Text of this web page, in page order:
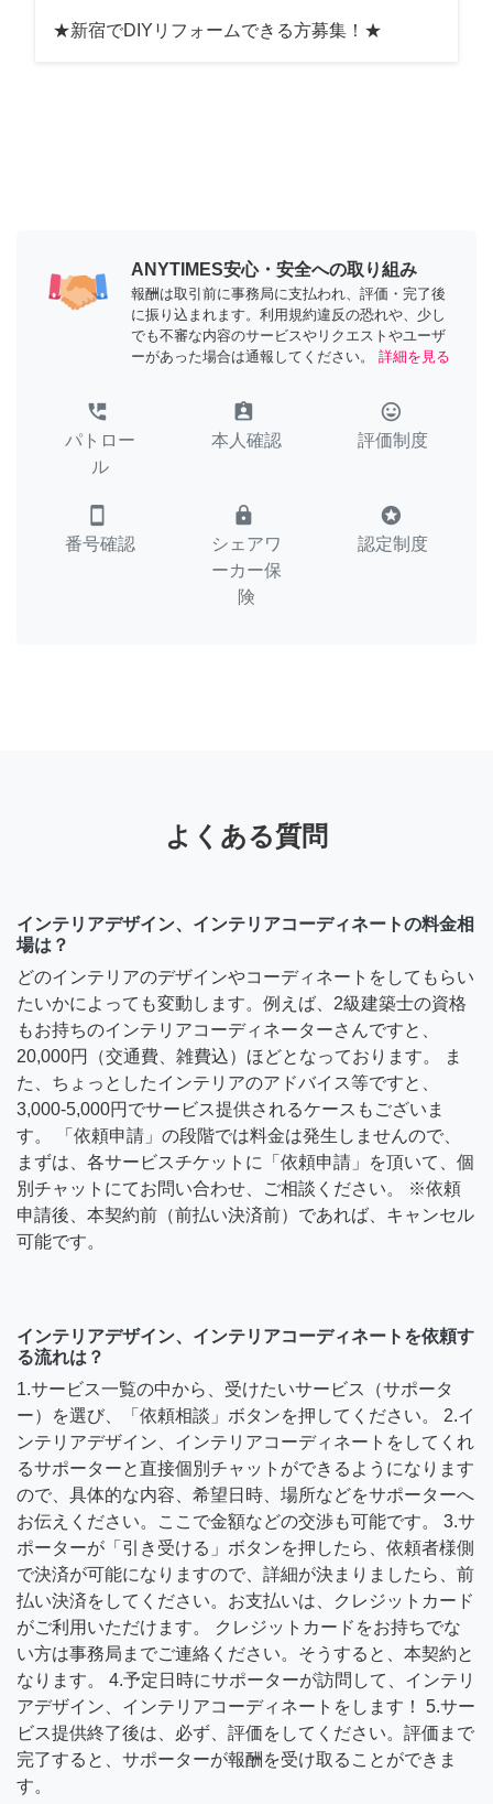
★新宿でDIYリフォームできる方募集！★
ANYTIMES安心・安全への取り組み
報酬は取引前に事務局に支払われ、評価・完了後
に振り込まれます。利用規約違反の恐れや、少し
でも不審な内容のサービスやリクエストやユーザ
ーがあった場合は通報してください。
詳細を見る
perm_phone_msg
パトロー
ル
assignment_ind
本人確認
tag_faces
評価制度
smartphone
番号確認
lock
シェアワ
ーカー保
険
stars
認定制度
よくある質問
インテリアデザイン、インテリアコーディネートの料金相
場は？
どのインテリアのデザインやコーディネートをしてもらい
たいかによっても変動します。例えば、2級建築士の資格
もお持ちのインテリアコーディネーターさんですと、
20,000円（交通費、雑費込）ほどとなっております。 ま
た、ちょっとしたインテリアのアドバイス等ですと、
3,000-5,000円でサービス提供されるケースもございま
す。 「依頼申請」の段階では料金は発生しませんので、
まずは、各サービスチケットに「依頼申請」を頂いて、個
別チャットにてお問い合わせ、ご相談ください。 ※依頼
申請後、本契約前（前払い決済前）であれば、キャンセル
可能です。
インテリアデザイン、インテリアコーディネートを依頼す
る流れは？
1.サービス一覧の中から、受けたいサービス（サポータ
ー）を選び、「依頼相談」ボタンを押してください。 2.イ
ンテリアデザイン、インテリアコーディネートをしてくれ
るサポーターと直接個別チャットができるようになります
ので、具体的な内容、希望日時、場所などをサポーターへ
お伝えください。ここで金額などの交渉も可能です。 3.サ
ポーターが「引き受ける」ボタンを押したら、依頼者様側
で決済が可能になりますので、詳細が決まりましたら、前
払い決済をしてください。お支払いは、クレジットカード
がご利用いただけます。 クレジットカードをお持ちでな
い方は事務局までご連絡ください。そうすると、本契約と
なります。 4.予定日時にサポーターが訪問して、インテリ
アデザイン、インテリアコーディネートをします！ 5.サー
ビス提供終了後は、必ず、評価をしてください。評価まで
完了すると、サポーターが報酬を受け取ることができま
す。